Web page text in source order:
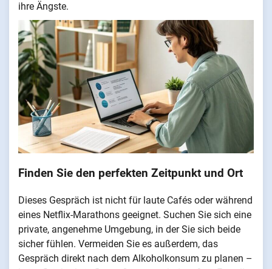
ihre Ängste.
Finden Sie den perfekten Zeitpunkt und Ort
Dieses Gespräch ist nicht für laute Cafés oder während
eines Netflix-Marathons geeignet. Suchen Sie sich eine
private, angenehme Umgebung, in der Sie sich beide
sicher fühlen. Vermeiden Sie es außerdem, das
Gespräch direkt nach dem Alkoholkonsum zu planen –